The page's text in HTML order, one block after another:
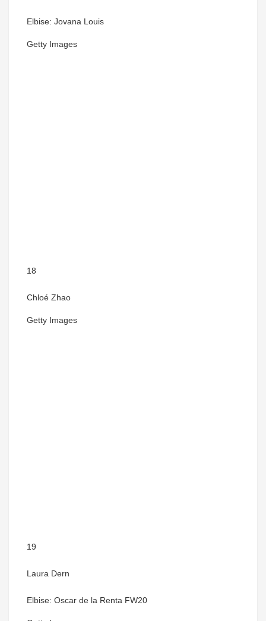
Elbise: Jovana Louis
Getty Images
18
Chloé Zhao
Getty Images
19
Laura Dern
Elbise: Oscar de la Renta FW20